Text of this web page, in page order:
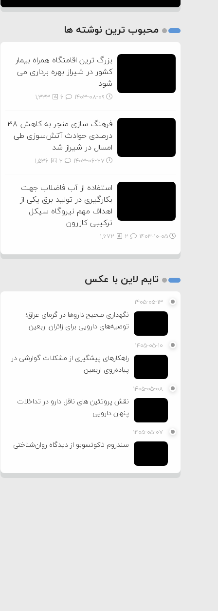
2
محبوب ترین نوشته ها
بزرگ ترین اقامتگاه همراه بیمار
کشور در شیراز بهره برداری می
شود
۱۴۰۳-۰۸-۰۹ 1,333
فرهنگ سازی منجر به کاهش ۳۸
درصدی حوادث آتش‌سوزی طی
امسال در شیراز شد
۱۴۰۳-۰۶-۲۷ 1,536
استفاده از آب فاضلاب جهت
بکارگیری در تولید برق یکی از
اهداف مهم نیروگاه سیکل
ترکیبی کازرون
۱۴۰۳-۱۰-۰۵ 1,672
تایم لاین با عکس
۱۴۰۵-۰۵-۱۳
نگهداری صحیح داروها در گرمای عراق؛
توصیه‌های دارویی برای زائران اربعین
۱۴۰۵-۰۵-۱۰
راهکارهای پیشگیری از مشکلات گوارشی در
پیاده‌روی اربعین
۱۴۰۵-۰۵-۰۸
نقش پروتئین های ناقل دارو در تداخلات
پنهان دارویی
۱۴۰۵-۰۵-۰۷
سندروم تاکوتسوبو از دیدگاه روان‌شناختی